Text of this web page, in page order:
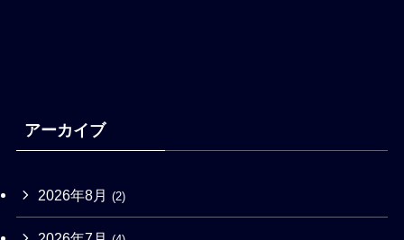
アーカイブ
2026年8月 (2)